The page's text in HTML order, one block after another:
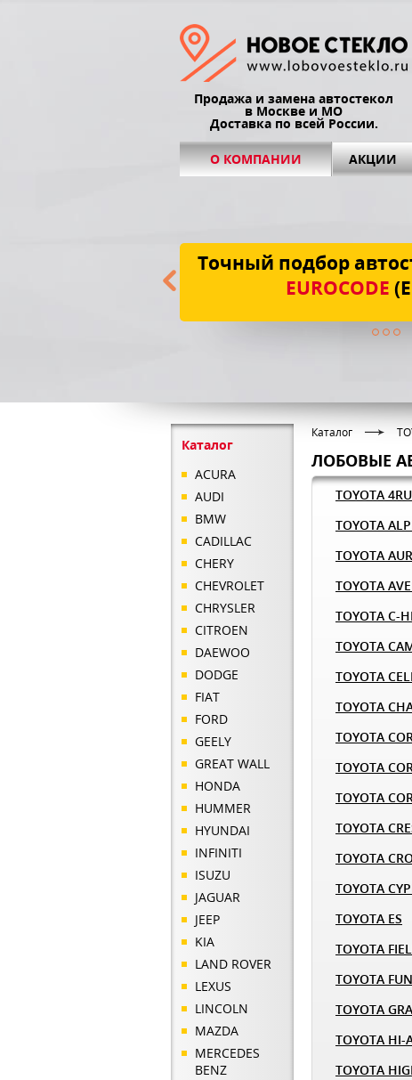
Продажа и замена автостекол
в Москве и МО
Доставка по всей России.
О КОМПАНИИ АКЦИИ
Точный подбор
EUROCODE
Каталог
ACURA
AUDI
BMW
CADILLAC
CHERY
CHEVROLET
CHRYSLER
CITROEN
DAEWOO
DODGE
FIAT
FORD
GEELY
GREAT WALL
HONDA
HUMMER
HYUNDAI
INFINITI
ISUZU
JAGUAR
JEEP
KIA
LAND ROVER
LEXUS
LINCOLN
MAZDA
MERCEDES
BENZ
Каталог
ЛОБОВЫЕ
TOYOTA
TOYOTA
TOYOTA
TOYOTA
TOYOTA C-
TOYOTA
TOYOTA
TOYOTA
TOYOTA
TOYOTA
TOYOTA
TOYOTA
TOYOTA
TOYOTA
TOYOTA ES
TOYOTA
TOYOTA
TOYOTA
TOYOTA HI-
TOYOTA